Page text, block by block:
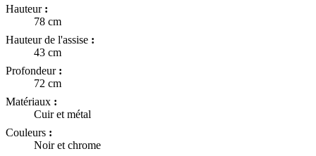
Hauteur :
78 cm
Hauteur de l'assise :
43 cm
Profondeur :
72 cm
Matériaux :
Cuir et métal
Couleurs :
Noir et chrome